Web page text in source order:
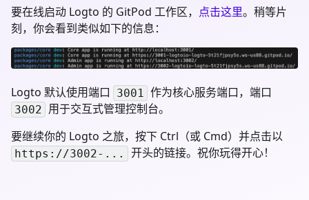
要在线启动 Logto 的 GitPod 工作区， 点击这里。稍等片
刻，你会看到类似如下的信息：
Logto 默认使用端口 3001 作为核心服务端口，端口
3002 用于交互式管理控制台。
要继续你的 Logto 之旅，按下 Ctrl（或 Cmd）并点击以
https://3002-... 开头的链接。祝你玩得开心！